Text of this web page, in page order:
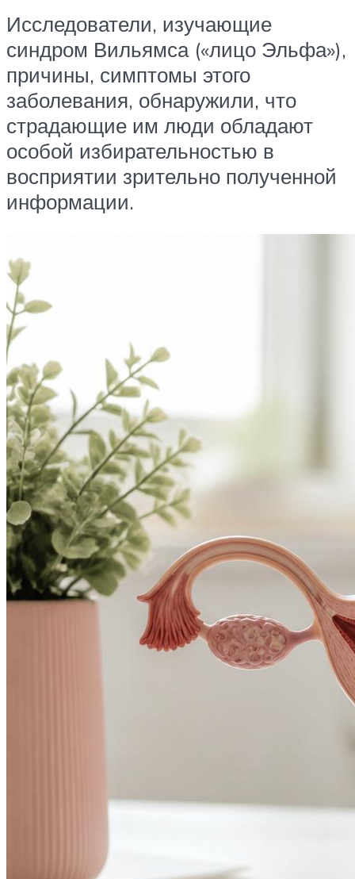
Исследователи, изучающие
синдром Вильямса («лицо Эльфа»),
причины, симптомы этого
заболевания, обнаружили, что
страдающие им люди обладают
особой избирательностью в
восприятии зрительно полученной
информации.